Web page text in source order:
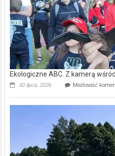
Ekologiczne ABC. Z kamerą
30 lipca, 2026 Możliwość